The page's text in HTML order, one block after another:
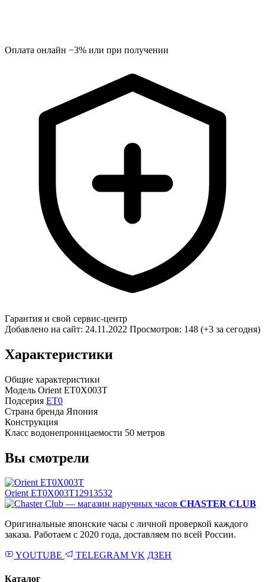
Оплата онлайн −3% или при получении
Гарантия и свой сервис-центр
Добавлено на сайт: 24.11.2022 Просмотров: 148 (+3 за сегодня)
Характеристики
Общие характеристики
Модель Orient ET0X003T
Подсерия ET0
Страна бренда Япония
Конструкция
Класс водонепроницаемости 50 метров
Вы смотрели
Orient ET0X003T12913532
CHASTER CLUB
Оригинальные японские часы с личной проверкой каждого
заказа. Работаем с 2020 года, доставляем по всей России.
YOUTUBE TELEGRAM VK ДЗЕН
Каталог